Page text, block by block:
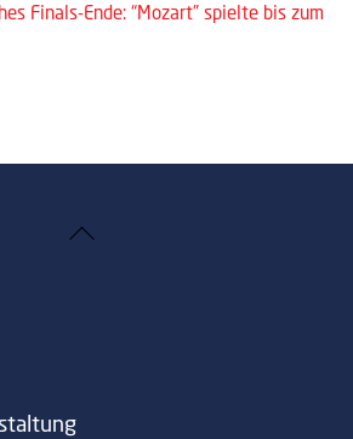
Finals-Ende: “Mozart” spielte bis zum
Back